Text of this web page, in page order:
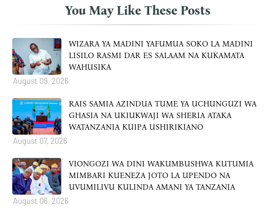
You May Like These Posts
WIZARA YA MADINI YAFUMUA SOKO LA MADINI
LISILO RASMI DAR ES SALAAM NA KUKAMATA
WAHUSIKA
August 09, 2026
RAIS SAMIA AZINDUA TUME YA UCHUNGUZI WA
GHASIA NA UKIUKWAJI WA SHERIA ATAKA
WATANZANIA KUIPA USHIRIKIANO
August 07, 2026
VIONGOZI WA DINI WAKUMBUSHWA KUTUMIA
MIMBARI KUENEZA JOTO LA UPENDO NA
UVUMILIVU KULINDA AMANI YA TANZANIA
August 06, 2026